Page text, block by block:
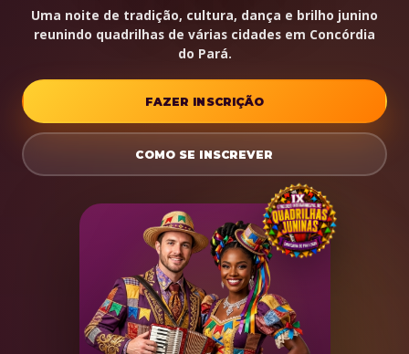
Uma noite de tradição, cultura, dança e brilho junino
reunindo quadrilhas de várias cidades em Concórdia
do Pará.
FAZER INSCRIÇÃO
COMO SE INSCREVER